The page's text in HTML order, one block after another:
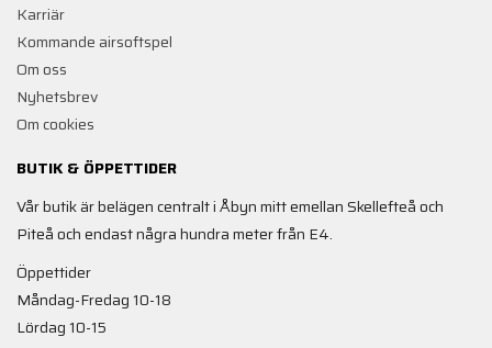
Karriär
Kommande airsoftspel
Om oss
Nyhetsbrev
Om cookies
BUTIK & ÖPPETTIDER
Vår butik är belägen centralt i Åbyn mitt emellan Skellefteå och
Piteå och endast några hundra meter från E4.
Öppettider
Måndag-Fredag 10-18
Lördag 10-15